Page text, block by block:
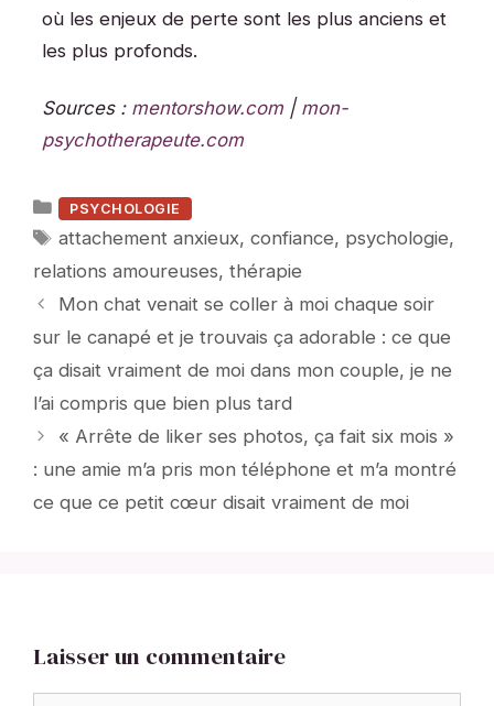
où les enjeux de perte sont les plus anciens et
les plus profonds.
Sources : mentorshow.com | mon-
psychotherapeute.com
Catégories
PSYCHOLOGIE
Étiquettes
attachement anxieux,confiance, psychologie,
relations amoureuses, thérapie
Mon chat venait se coller à moi chaque soir
sur le canapé et je trouvais ça adorable : ce que
ça disait vraiment de moi dans mon couple, je ne
l’ai compris que bien plus tard
« Arrête de liker ses photos, ça fait six mois »
: une amie m’a pris mon téléphone et m’a montré
ce que ce petit cœur disait vraiment de moi
Laisser un commentaire